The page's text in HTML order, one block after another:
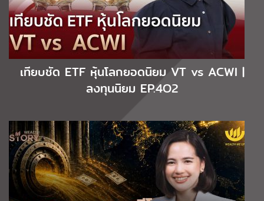
เทียบชัด ETF หุ้นโลกยอดนิยม VT vs ACWI |
ลงทุนนิยม EP.4O2